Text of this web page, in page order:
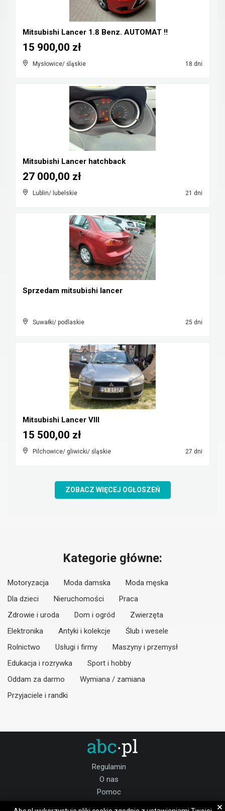
Mitsubishi Lancer 1.8 Benz. AUTOMAT !!
Mysłowice/ śląskie 18 dni
15 900,00 zł
Mitsubishi Lancer hatchback
Lublin/ lubelskie 21 dni
27 000,00 zł
Sprzedam mitsubishi lancer
Suwałki/ podlaskie 25 dni
Mitsubishi Lancer VIII
Pilchowice/ gliwicki/ śląskie 27 dni
15 500,00 zł
ZOBACZ WIĘCEJ OGŁOSZEŃ
Kategorie główne:
Motoryzacja Moda damska
Moda męska
Dla dzieci
Nieruchomości
Praca
Zdrowie i uroda
Dom i ogród
Zwierzęta
Elektronika
Antyki i kolekcje
Ślub i wesele
Rolnictwo
Usługi i firmy
Maszyny i przemysł
Edukacja i rozrywka
Sport i hobby
Oddam za darmo
Wymiana / zamiana
Przyjaciele i randki
Regulamin
O nas
Pomoc
×